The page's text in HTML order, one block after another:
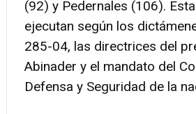
(92) y Pedernales (106).
ejecutan según los
285-04, las directrices del
Abinader y el mandato del
Defensa y Seguridad de la